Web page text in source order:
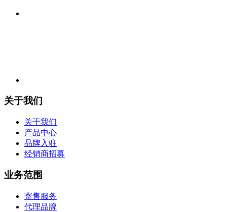
关于我们
关于我们
产品中心
品牌入驻
经销商招募
业务范围
寄售服务
代理品牌